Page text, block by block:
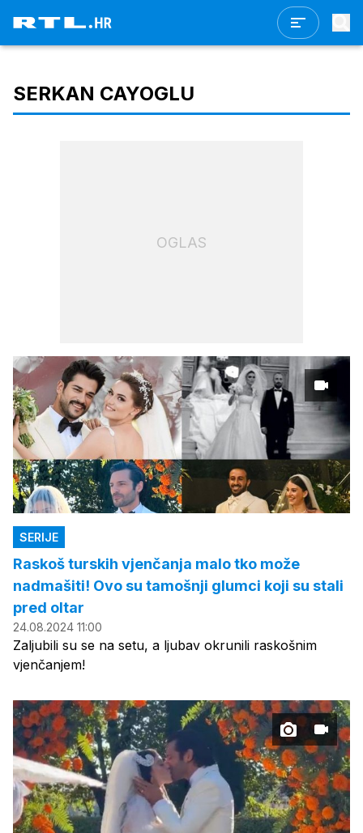
SERKAN CAYOGLU
OGLAS
SERIJE
Raskoš turskih vjenčanja malo tko može
nadmašiti! Ovo su tamošnji glumci koji su stali
pred oltar
24.08.2024 11:00
Zaljubili su se na setu, a ljubav okrunili raskošnim
vjenčanjem!